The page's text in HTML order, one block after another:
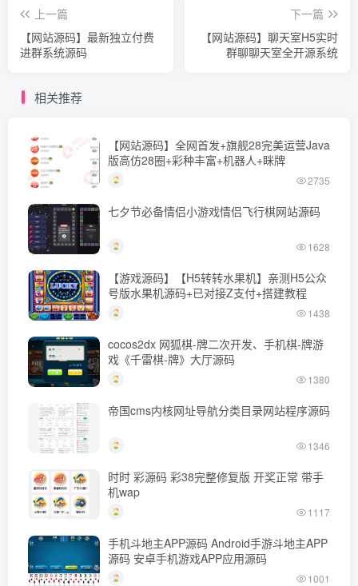
上一篇
【网站源码】最新独立付费
进群系统源码
下一篇
【网站源码】聊天室H5实时
群聊聊天室全开源系统
相关推荐
【网站源码】全网首发+旗舰28完美运营Java
版高仿28圈+彩种丰富+机器人+眯牌
2735
七夕节必备情侣小游戏情侣飞行棋网站源码
1628
【游戏源码】【H5转转水果机】亲测H5公众
号版水果机源码+已对接Z支付+搭建教程
1438
cocos2dx 网狐棋-牌二次开发、手机棋-牌游
戏《千雷棋-牌》大厅源码
1380
帝国cms内核网址导航分类目录网站程序源码
1346
时时 彩源码 彩38完整修复版 开奖正常 带手
机wap
1117
手机斗地主APP源码 Android手游斗地主APP
源码 安卓手机游戏APP应用源码
1001